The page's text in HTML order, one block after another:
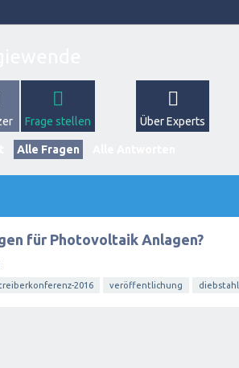
Frage stellen Über Experts
Alle Fragen
für Photovoltaik Anlagen?
2016 veröffentlichung diebstahl